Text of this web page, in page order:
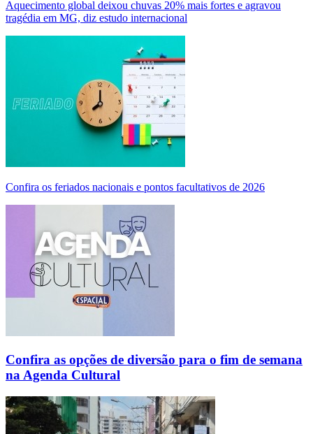
Aquecimento global deixou chuvas 20% mais fortes e agravou
tragédia em MG, diz estudo internacional
Confira os feriados nacionais e pontos facultativos de 2026
Confira as opções de diversão para o fim de semana
na Agenda Cultural